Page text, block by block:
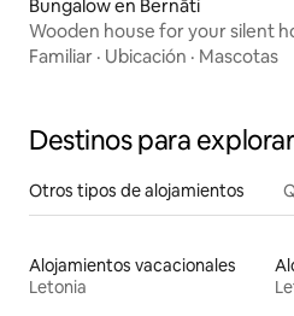
Bungalow en Bernāti
Wooden house for your silent
Familiar · Ubicación · Mascotas
Destinos para explorar
Otros tipos de alojamientos
Alojamientos vacacionales
Letonia